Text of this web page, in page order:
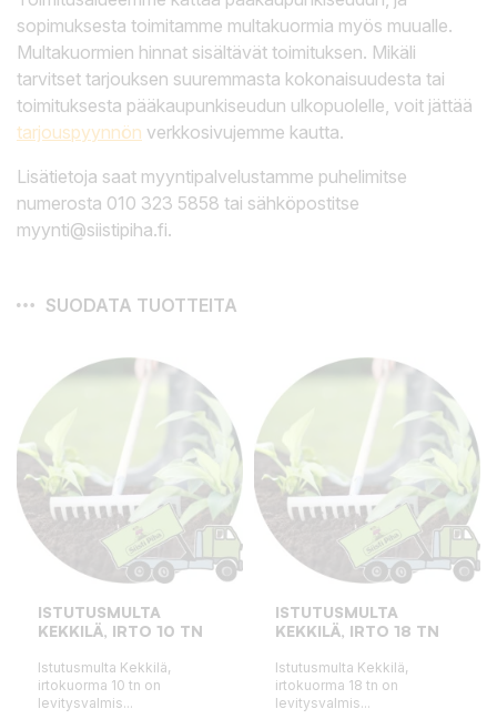
sopimuksesta toimitamme multakuormia myös muualle.
Multakuormien hinnat sisältävät toimituksen. Mikäli
tarvitset tarjouksen suuremmasta kokonaisuudesta tai
toimituksesta pääkaupunkiseudun ulkopuolelle, voit jättää
tarjouspyynnön verkkosivujemme kautta.
Lisätietoja saat myyntipalvelustamme puhelimitse
numerosta 010 323 5858 tai sähköpostitse
myynti@siistipiha.fi.
SUODATA TUOTTEITA
ISTUTUSMULTA
KEKKILÄ, IRTO 10 TN
Istutusmulta Kekkilä,
irtokuorma 10 tn on
levitysvalmis...
ISTUTUSMULTA
KEKKILÄ, IRTO 18 TN
Istutusmulta Kekkilä,
irtokuorma 18 tn on
levitysvalmis...